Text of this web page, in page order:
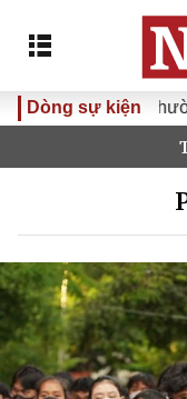
Dòng sự kiện
thường lệ thứ nhất,